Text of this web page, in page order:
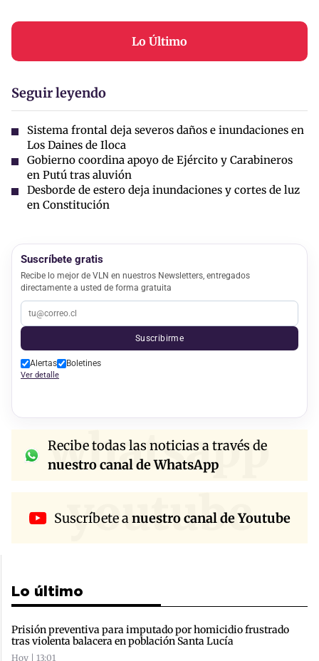
Lo Último
Seguir leyendo
Sistema frontal deja severos daños e inundaciones en
Los Daines de Iloca
Gobierno coordina apoyo de Ejército y Carabineros
en Putú tras aluvión
Desborde de estero deja inundaciones y cortes de luz
en Constitución
Suscríbete gratis
Recibe lo mejor de VLN en nuestros Newsletters, entregados
directamente a usted de forma gratuita
Suscribirme
Alertas Boletines
Ver detalle
whatsapp
Recibe todas las noticias a través de
nuestro canal de WhatsApp
youtube
Suscríbete anuestro canal de Youtube
Lo último
Prisión preventiva para imputado por homicidio frustrado
tras violenta balacera en población Santa Lucía
Hoy | 13:01